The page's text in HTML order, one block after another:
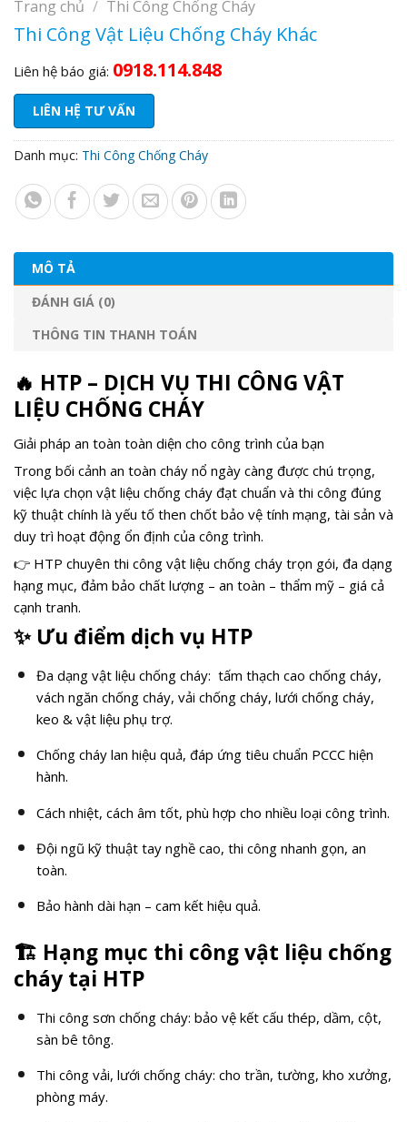
Trang chủ / Thi Công Chống Cháy
Thi Công Vật Liệu Chống Cháy Khác
Liên hệ báo giá: 0918.114.848
LIÊN HỆ TƯ VẤN
Danh mục: Thi Công Chống Cháy
MÔ TẢ
ĐÁNH GIÁ (0)
THÔNG TIN THANH TOÁN
🔥 HTP – DỊCH VỤ THI CÔNG VẬT
LIỆU CHỐNG CHÁY
Giải pháp an toàn toàn diện cho công trình của bạn
Trong bối cảnh an toàn cháy nổ ngày càng được chú trọng,
việc lựa chọn vật liệu chống cháy đạt chuẩn và thi công đúng
kỹ thuật chính là yếu tố then chốt bảo vệ tính mạng, tài sản và
duy trì hoạt động ổn định của công trình.
👉 HTP chuyên thi công vật liệu chống cháy trọn gói, đa dạng
hạng mục, đảm bảo chất lượng – an toàn – thẩm mỹ – giá cả
cạnh tranh.
✨ Ưu điểm dịch vụ HTP
Đa dạng vật liệu chống cháy: tấm thạch cao chống cháy,
vách ngăn chống cháy, vải chống cháy, lưới chống cháy,
keo & vật liệu phụ trợ.
Chống cháy lan hiệu quả, đáp ứng tiêu chuẩn PCCC hiện
hành.
Cách nhiệt, cách âm tốt, phù hợp cho nhiều loại công trình.
Đội ngũ kỹ thuật tay nghề cao, thi công nhanh gọn, an
toàn.
Bảo hành dài hạn – cam kết hiệu quả.
🏗️ Hạng mục thi công vật liệu chống
cháy tại HTP
Thi công sơn chống cháy: bảo vệ kết cấu thép, dầm, cột,
sàn bê tông.
Thi công vải, lưới chống cháy: cho trần, tường, kho xưởng,
phòng máy.